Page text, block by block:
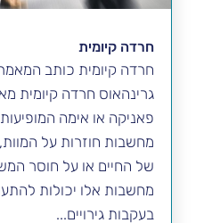
חרדה קיומית
חרדה קיומית כותב
גרינהאוס חרדה קיומית
פאניקה או אימה
מחשבות חוזרות על
של החיים או על חוסר
מחשבות אלו יכולות
בעקבות גירויים...